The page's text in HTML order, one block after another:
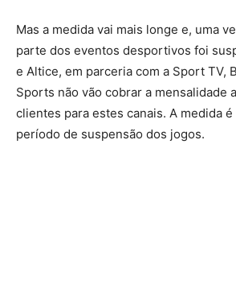
Mas a medida vai mais longe e, uma
parte dos eventos desportivos foi
e Altice, em parceria com a Sport TV,
Sports não vão cobrar a mensalidade
clientes para estes canais. A medida
período de suspensão dos jogos.